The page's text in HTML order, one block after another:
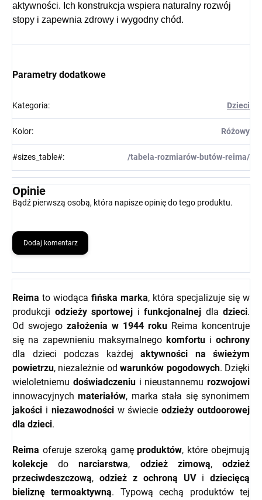
aktywności. Ich konstrukcja wspiera naturalny rozwój
stopy i zapewnia zdrowy i wygodny chód.
Parametry dodatkowe
Kategoria: Dzieci
Kolor: Różowy
#sizes_table#: /tabela-rozmiarów-butów-reima/
Opinie
Bądź pierwszą osobą, która napisze opinię do tego produktu.
Dodaj komentarz
Reima to wiodąca fińska marka, która specjalizuje się w
produkcji odzieży sportowej i funkcjonalnej dla dzieci.
Od swojego założenia w 1944 roku Reima koncentruje
się na zapewnieniu maksymalnego komfortu iochrony
dla dzieci podczas każdej aktywności na świeżym
powietrzu, niezależnie odwarunków pogodowych. Dzięki
wieloletniemu doświadczeniui nieustannemu rozwojowi
innowacyjnychmateriałów, marka stała się synonimem
jakości i niezawodnościw świecieodzieży outdoorowej
dla dzieci.
Reima oferuje szeroką gamęproduktów, które obejmują
kolekcje donarciarstwa, odzież zimową,odzież
przeciwdeszczową, odzież z ochroną UVi dziecięcą
bieliznę termoaktywną. Typową cechą produktów tej